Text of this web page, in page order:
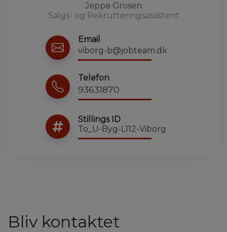
Jeppe Grosen
Salgs- og Rekrutteringsassistent
Email
viborg-b@jobteam.dk
Telefon
93631870
Stillings ID
To_U-Byg-L112-Viborg
Bliv kontaktet